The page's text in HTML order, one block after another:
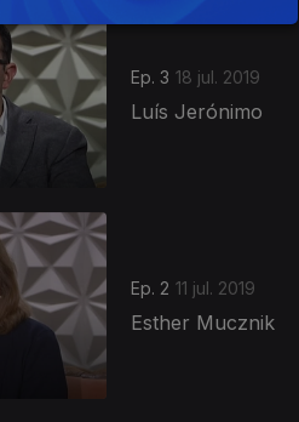
Ep. 3 18 jul. 2019
Luís Jerónimo
Ep. 2 11 jul. 2019
Esther Mucznik